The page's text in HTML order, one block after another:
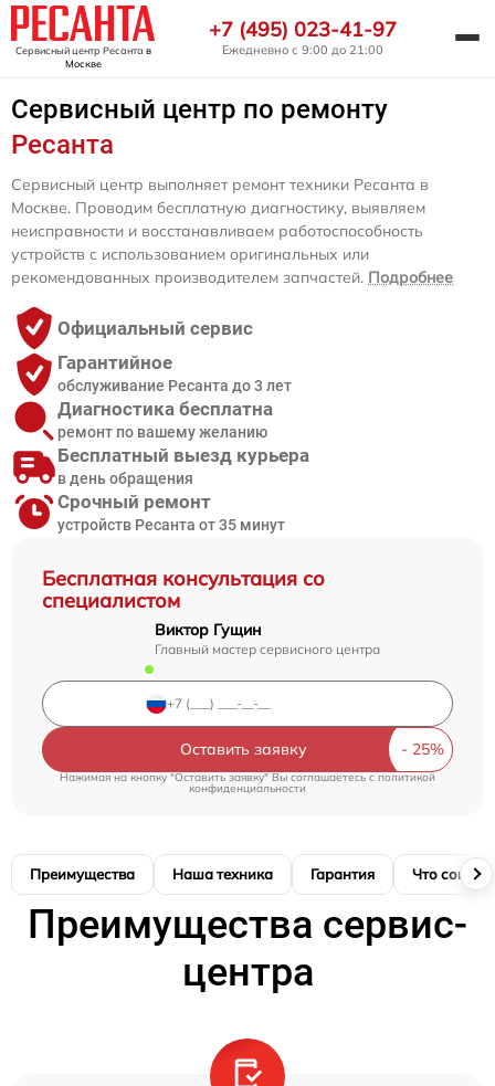
Сервисный центр Ресанта в
Москве
+7 (495) 023-41-97
Ежедневно с 9:00 до 21:00
Сервисный центр по ремонту
Ресанта
Бесплатная консультация со
специалистом
Виктор Гущин
Главный мастер сервисного центра
Оставить заявку
Нажимая на кнопку "Оставить заявку" Вы соглашаетесь cполитикой
конфиденциальности
Сервисный центр выполняет ремонт техники Ресанта в
Москве. Проводим бесплатную диагностику, выявляем
неисправности и восстанавливаем работоспособность
устройств с использованием оригинальных или
рекомендованных производителем запчастей. Подробнее
Официальный сервис
Гарантийное
обслуживание Ресанта до 3 лет
Диагностика бесплатна
ремонт по вашему желанию
Бесплатный выезд курьера
в день обращения
Срочный ремонт
устройств Ресанта от 35 минут
Преимущества Наша техника Гарантия Что
Преимущества сервис-
центра